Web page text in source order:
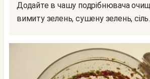
Додайте в чашу подрібнювача очищений часник,
вимиту зелень, сушену зелень, сіль.